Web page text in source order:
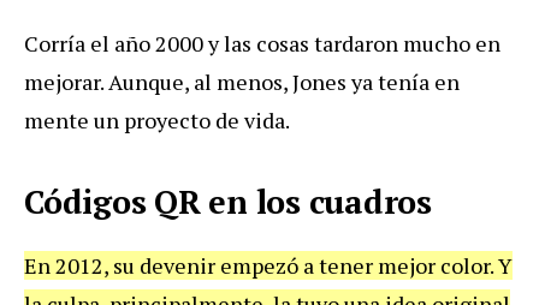
Corría el año 2000 y las cosas tardaron mucho en
mejorar. Aunque, al menos, Jones ya tenía en
mente un proyecto de vida.
Códigos QR en los cuadros
En 2012, su devenir empezó a tener mejor color. Y